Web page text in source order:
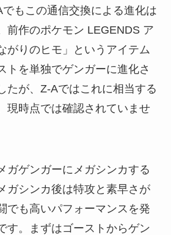
もこの通信交換による進化は
前作のポケモン LEGENDS ア
がりのヒモ」というアイテム
トを単独でゲンガーに進化さ
たが、Z-Aではこれに相当する
現時点では確認されていませ
ガゲンガーにメガシンカする
ガシンカ後は特攻と素早さが
でも高いパフォーマンスを発
す。まずはゴーストからゲン